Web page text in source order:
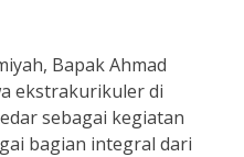
Bapak Ahmad
ekstrakurikuler di
sebagai kegiatan
bagian integral dari